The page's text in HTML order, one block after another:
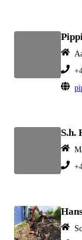
S.h.